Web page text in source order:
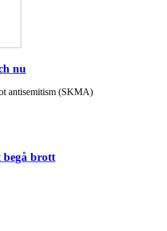
nu
antisemitism (SKMA)
begå brott